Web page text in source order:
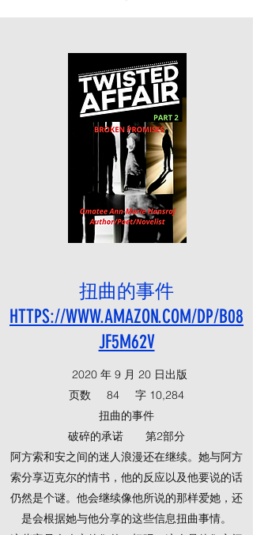
扭曲的事件
HTTPS://WWW.AMAZON.COM/DP/B08
JF5M62V
2020 年 9 月 20 日出版
页数
84 字 10,284
扭曲的事件
破碎的承诺
第2部分
阿方索和安之间的迷人浪漫还在继续。她与阿方
索分享迈克尔的情书，他的反应以及他要说的话
仍然是个谜。他会继续像他所说的那样爱她，还
是会根据她与他分享的这些信息扭曲事情。